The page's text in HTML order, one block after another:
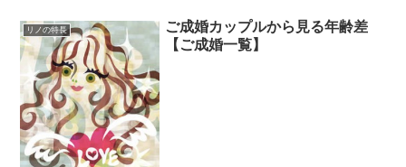
リノの特長
ご成婚カップルから見る年齢差
【ご成婚一覧】